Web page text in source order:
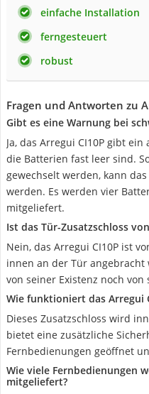
einfache Installation
ferngesteuert
robust
Fragen und Antworten zu
Gibt es eine Warnung bei
Ja, das Arregui CI10P gibt
die Batterien fast leer sind.
gewechselt werden, kann
werden. Es werden vier
mitgeliefert.
Ist das Tür-Zusatzschloss
Nein, das Arregui CI10P ist
innen an der Tür
von seiner Existenz noch
Wie funktioniert das Arregui
Dieses Zusatzschloss wird
bietet eine zusätzliche
Fernbedienungen geöffnet
Wie viele Fernbedienungen
mitgeliefert?